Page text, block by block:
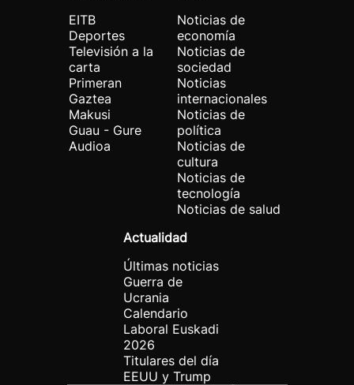
EITB
Deportes
Televisión a la
carta
Primeran
Gaztea
Makusi
Guau - Gure
Audioa
Noticias de
economía
Noticias de
sociedad
Noticias
internacionales
Noticias de
política
Noticias de
cultura
Noticias de
tecnología
Noticias de salud
Actualidad
Últimas noticias
Guerra de
Ucrania
Calendario
Laboral Euskadi
2026
Titulares del día
EEUU y Trump